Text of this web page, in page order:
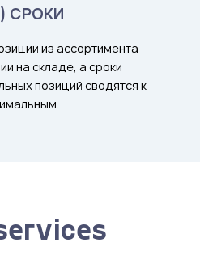
СРОКИ
из ассортимента
на складе, а сроки
позиций сводятся к